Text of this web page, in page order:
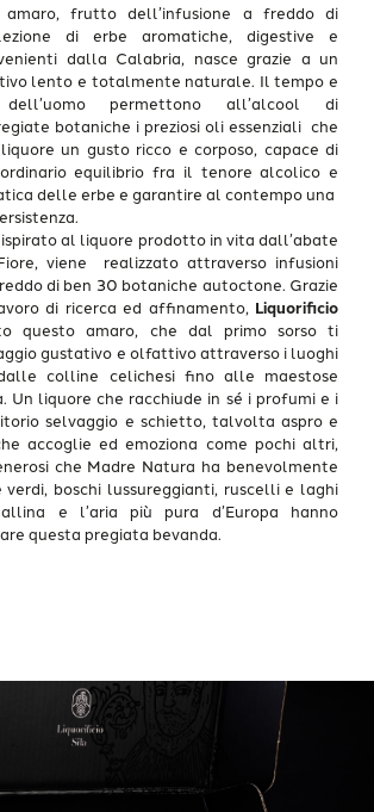
amaro, frutto dell’infusione a freddo di
di erbe aromatiche, digestive e
dalla Calabria, nasce grazie a un
lento e totalmente naturale. Il tempo e
permettono all’alcool di
botaniche i preziosi oli essenziali che
un gusto ricco e corposo, capace di
equilibrio fra il tenore alcolico e
delle erbe e garantire al contempo una
ispirato al liquore prodotto in vita dall’abate
viene realizzato attraverso infusioni
di ben 30 botaniche autoctone. Grazie
di ricerca ed affinamento, Liquorificio
questo amaro, che dal primo sorso ti
gustativo e olfattivo attraverso i luoghi
colline celichesi fino alle maestose
Un liquore che racchiude in sé i profumi e i
selvaggio e schietto, talvolta aspro e
accoglie ed emoziona come pochi altri,
che Madre Natura ha benevolmente
boschi lussureggianti, ruscelli e laghi
e l’aria più pura d’Europa hanno
questa pregiata bevanda.